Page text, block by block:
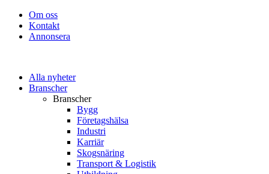
Om oss
Kontakt
Annonsera
Alla nyheter
Branscher
Branscher
Bygg
Företagshälsa
Industri
Karriär
Skogsnäring
Transport & Logistik